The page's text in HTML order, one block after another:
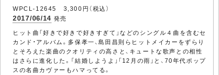
WPCL-12645 3,300円（税込）
2017/06/14 発売
ヒット曲「好きで好きで好きすぎて」などのシングル４曲を含むセ
カンド・アルバム。多保孝一、島田昌則らヒットメイカーをずらり
とそろえた楽曲のクオリティの高さと、キュートな歌声との相性
はさらに進化した。「結婚しようよ」「12月の雨」と、70年代ポップ
スの名曲カヴァーもハマってる。